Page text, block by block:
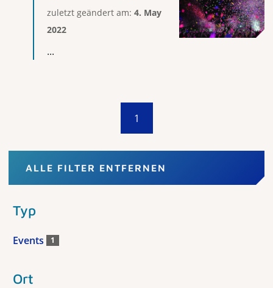
zuletzt geändert am: 4. May
2022
...
1
ALLE FILTER ENTFERNEN
Typ
Events 1
Ort